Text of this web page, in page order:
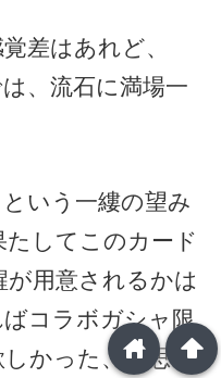
差はあれど、
、流石に満場一
いう一縷の望み
してこのカード
用意されるかは
コラボガシャ限
かった、と思う
arrowup
home